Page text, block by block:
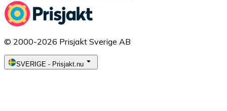
© 2000-2026 Prisjakt Sverige AB
SVERIGE - Prisjakt.nu